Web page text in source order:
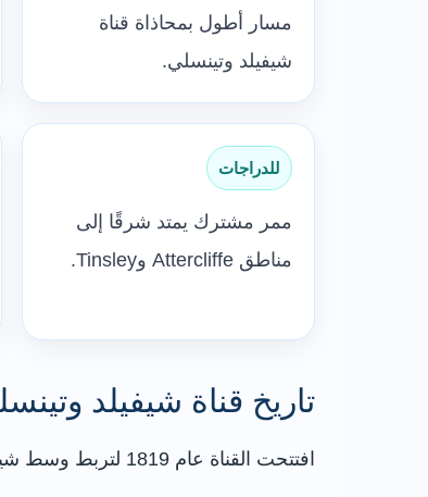
مسار أطول بمحاذاة قناة
شيفيلد وتينسلي.
للدراجات
ممر مشترك يمتد شرقًا إلى
مناطق Attercliffe وTinsley.
تاريخ قناة شيفيلد
افتتحت القناة عام 1819 لتربط وسط شيفيلد بالملاحة القائمة على نهر دون عند تينسلي، وتتيح للقوارب التجارية الوصول إلى المدينة بدل توقفها خارجها.